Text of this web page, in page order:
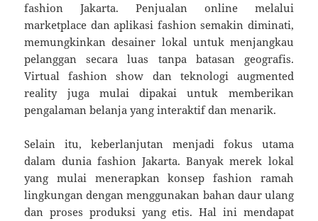
fashion Jakarta. Penjualan online melalui
marketplace dan aplikasi fashion semakin diminati,
memungkinkan desainer lokal untuk menjangkau
pelanggan secara luas tanpa batasan geografis.
Virtual fashion show dan teknologi augmented
reality juga mulai dipakai untuk memberikan
pengalaman belanja yang interaktif dan menarik.
Selain itu, keberlanjutan menjadi fokus utama
dalam dunia fashion Jakarta. Banyak merek lokal
yang mulai menerapkan konsep fashion ramah
lingkungan dengan menggunakan bahan daur ulang
dan proses produksi yang etis. Hal ini mendapat